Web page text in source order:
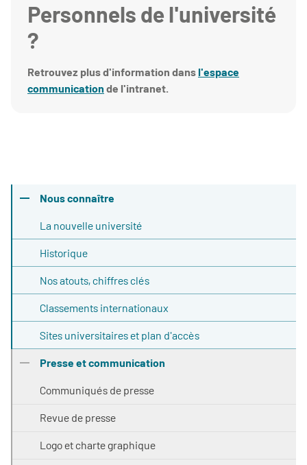
Personnels de l'université
?
Retrouvez plus d'information dansl'espace
communication de l'intranet.
Nous connaître
La nouvelle université
Historique
Nos atouts, chiffres clés
Classements internationaux
Sites universitaires et plan d'accès
Presse et communication
Communiqués de presse
Revue de presse
Logo et charte graphique